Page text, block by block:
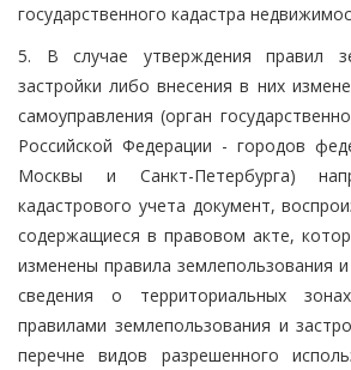
государственного кадастра
5. В случае утверждения правил
застройки либо внесения в них
самоуправления (орган
Российской Федерации - городов
Москвы и Санкт-Петербурга)
кадастрового учета документ,
содержащиеся в правовом акте,
изменены правила землепользования
сведения о территориальных
правилами землепользования и
перечне видов разрешенного